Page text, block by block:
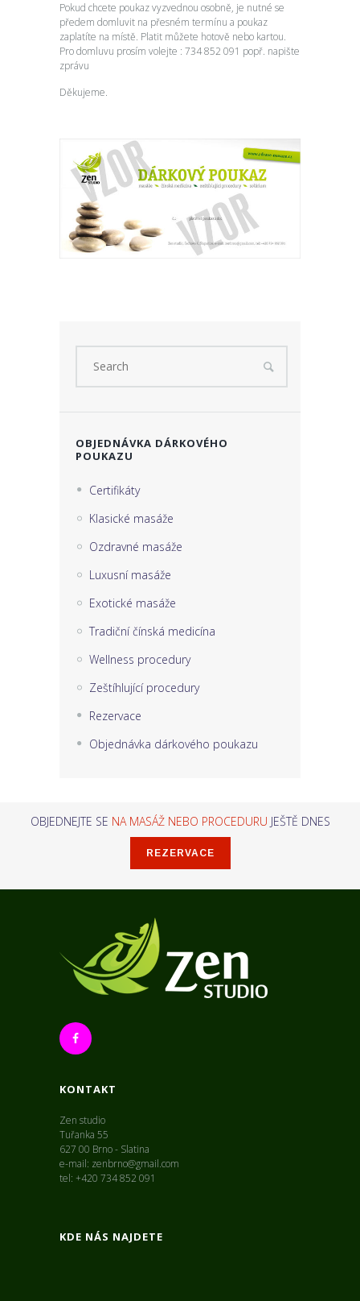
Pokud chcete poukaz vyzvednou osobně, je nutné se
předem domluvit na přesném termínu a poukaz
zaplatíte na místě. Platit můžete hotově nebo kartou.
Pro domluvu prosím volejte : 734 852 091 popř. napište
zprávu
Děkujeme.
OBJEDNÁVKA DÁRKOVÉHO
POUKAZU
Certifikáty
Klasické masáže
Ozdravné masáže
Luxusní masáže
Exotické masáže
Tradiční čínská medicína
Wellness procedury
Zeštíhlující procedury
Rezervace
Objednávka dárkového poukazu
OBJEDNEJTE SE NA MASÁŽ NEBO PROCEDURU JEŠTĚ DNES
REZERVACE
KONTAKT
Zen studio
Tuřanka 55
627 00 Brno - Slatina
e-mail: zenbrno@gmail.com
tel: +420 734 852 091
KDE NÁS NAJDETE